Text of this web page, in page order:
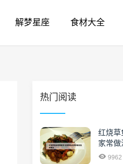
解梦星座 食材大全
热门阅读
红烧草
家常做
9962